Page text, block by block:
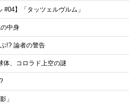
#04】「タッツェルヴルム」
中身
!? 論者の警告
体、コロラド上空の謎
」